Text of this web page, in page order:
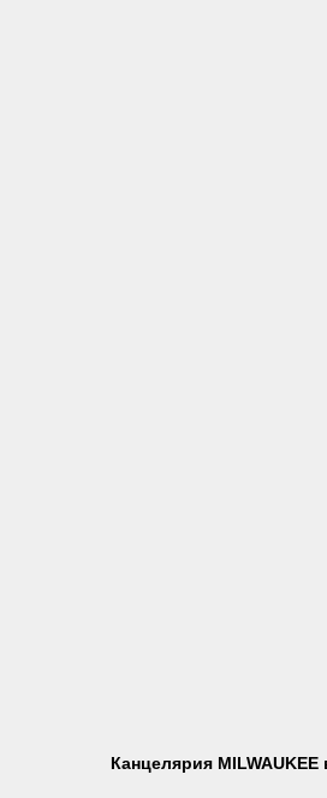
Канцелярия